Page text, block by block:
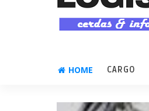
HOME CARGO